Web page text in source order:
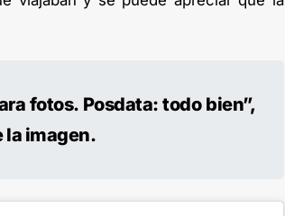
fotos. Posdata: todo bien”,
la imagen.